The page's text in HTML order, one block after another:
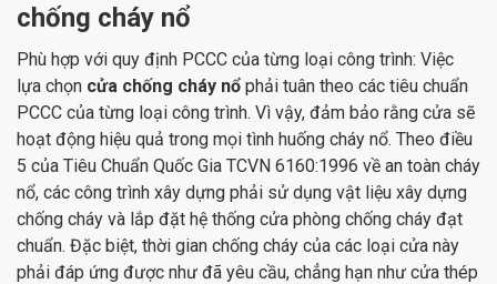
chống cháy nổ
Phù hợp với quy định PCCC của từng loại công trình: Việc
lựa chọn cửa chống cháy nổ phải tuân theo các tiêu chuẩn
PCCC của từng loại công trình. Vì vậy, đảm bảo rằng cửa sẽ
hoạt động hiệu quả trong mọi tình huống cháy nổ. Theo điều
5 của Tiêu Chuẩn Quốc Gia TCVN 6160:1996 về an toàn cháy
nổ, các công trình xây dựng phải sử dụng vật liệu xây dựng
chống cháy và lắp đặt hệ thống cửa phòng chống cháy đạt
chuẩn. Đặc biệt, thời gian chống cháy của các loại cửa này
phải đáp ứng được như đã yêu cầu, chẳng hạn như cửa thép